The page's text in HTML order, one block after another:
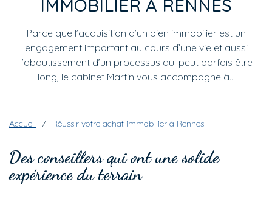
IMMOBILIER À RENNES
Parce que l’acquisition d’un bien immobilier est un
engagement important au cours d’une vie et aussi
l’aboutissement d’un processus qui peut parfois être
long, le cabinet Martin vous accompagne à…
Fil d'Ariane
Accueil Réussir votre achat immobilier à Rennes
Des conseillers qui ont une solide
expérience du terrain